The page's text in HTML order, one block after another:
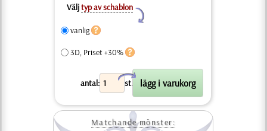
Väljtyp av schablon
Y
vanlig
3D, Priset +30%
antal: st.
X
Matchande mönster: